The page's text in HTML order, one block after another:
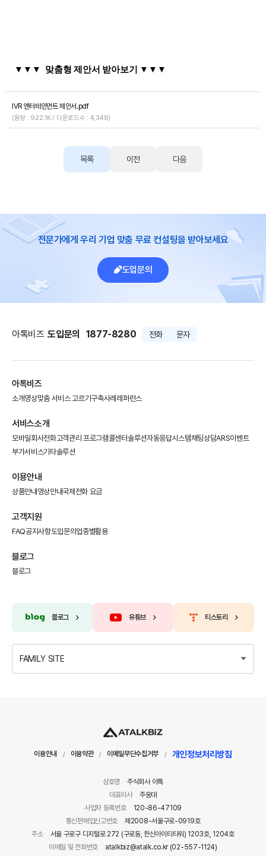
▼ ▼▼ 맞춤형 제안서 받아보기 ▼▼▼
IVR 엔터테인먼트 제안서.pdf
(용량 : 922.1K / 다운로드수 : 4,348)
목록 이전 다음
전문가에게 우리 기업 맞춤 무료 컨설팅을 받아보세요
도입문의
아톡비즈 도입문의 1877-8280 전화 문자
아톡비즈
소개영상맞춤 서비스 고르기구축사례레퍼런스
서비스소개
모바일회사전화고객관리 프로그램콜센터솔루션자동응답시스템채팅상담ARS이벤트
부가서비스기타솔루션
이용안내
상품안내영상안내국제전화 요금
고객지원
FAQ공지사항도입문의업종별활용
블로그
블로그
블로그 유튜브 티스토리
FAMILY SITE
이용안내 / 이용약관 / 이메일무단수집거부 / 개인정보처리방침
상호명
주식회사 아톡
대표이사
주웅대
사업자 등록번호
120-86-47109
통신판매업신고번호
제2008-서울구로-0919호
주소
서울 구로구 디지털로 272 (구로동, 한신아이티타워) 1203호, 1204호
이메일 및 전화번호
atalkbiz@atalk.co.kr (02-557-1124)